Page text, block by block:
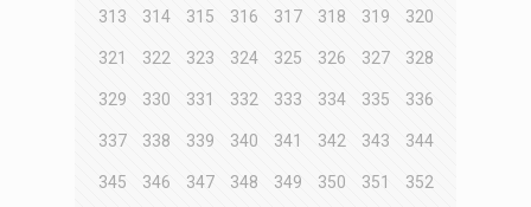
313 314 315 316 317 318 319 320
321 322 323 324 325 326 327 328
329 330 331 332 333 334 335 336
337 338 339 340 341 342 343 344
345 346 347 348 349 350 351 352